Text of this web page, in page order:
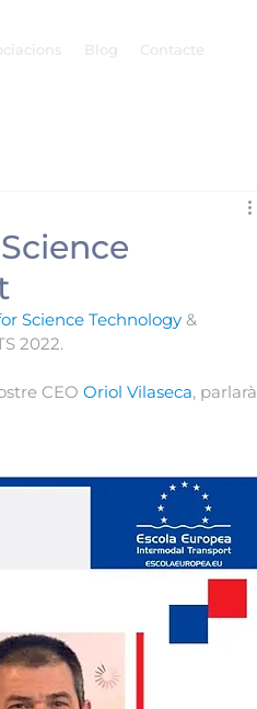
Blog Contacte
Science Technology &
2022.
CEO Oriol Vilaseca, parlarà